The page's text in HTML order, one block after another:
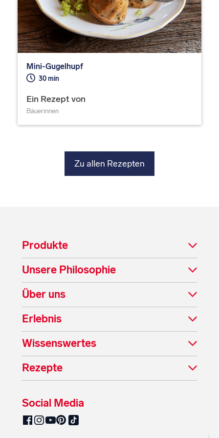
Mini-Gugelhupf
30 min
Ein Rezept von
Bäuerinnen
Zu allen Rezepten
Produkte
Unsere Philosophie
Über uns
Erlebnis
Wissenswertes
Rezepte
Social Media
SalzburgMilch auf Facebook
SalzburgMilch auf Instagram
SalzburgMilch auf YouTube
SalzburgMilch auf Pinterest
SalzburgMilch auf TikTok